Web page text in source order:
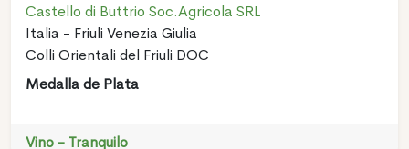
Castello di Buttrio Soc.Agricola SRL
Italia - Friuli Venezia Giulia
Colli Orientali del Friuli DOC
Medalla de Plata
Vino - Tranquilo